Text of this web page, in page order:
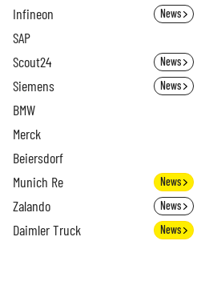
Infineon News
SAP
Scout24 News
Siemens News
BMW
Merck
Beiersdorf
Munich Re News
Zalando News
Daimler Truck News